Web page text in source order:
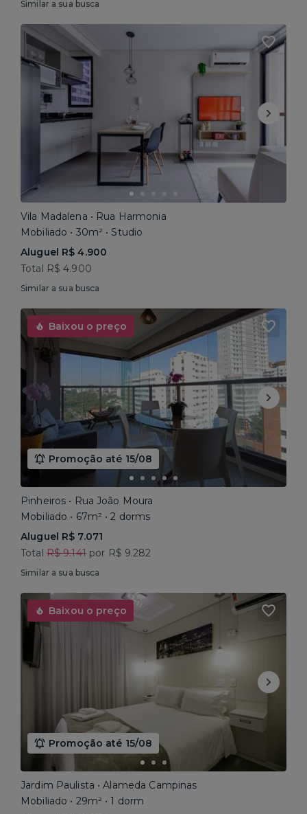
Similar a sua busca
Vila Madalena • Rua Harmonia
Mobiliado • 30m² • Studio
Aluguel R$ 4.900
Total R$ 4.900
Similar a sua busca
Baixou o preço
Promoção até 15/08
Pinheiros • Rua João Moura
Mobiliado • 67m² • 2 dorms
Aluguel R$ 7.071
Total R$ 9.141por R$ 9.282
Similar a sua busca
Baixou o preço
Promoção até 15/08
Jardim Paulista • Alameda Campinas
Mobiliado • 29m² • 1 dorm